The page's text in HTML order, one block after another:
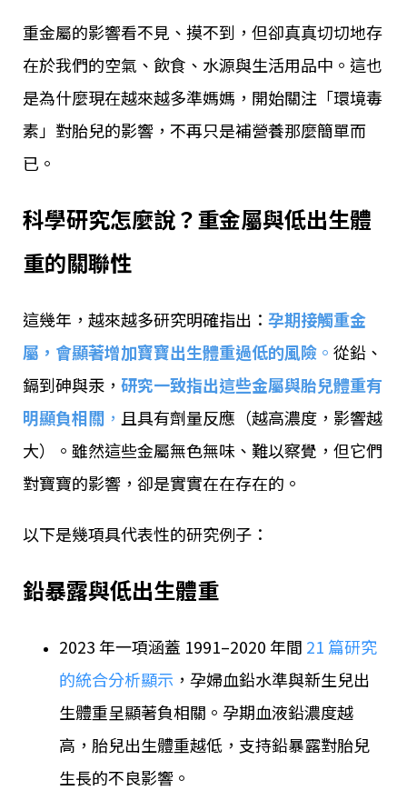
重金屬的影響看不見、摸不到，但卻真真切切地存
在於我們的空氣、飲食、水源與生活用品中。這也
是為什麼現在越來越多準媽媽，開始關注「環境毒
素」對胎兒的影響，不再只是補營養那麼簡單而
已。
科學研究怎麼說？重金屬與低出生體
重的關聯性
這幾年，越來越多研究明確指出： 孕期接觸重金
屬，會顯著增加寶寶出生體重過低的風險 。 從鉛、
鎘到砷與汞， 研究一致指出這些金屬與胎兒體重有
明顯負相關 ， 且具有劑量反應（越高濃度，影響越
大）。雖然這些金屬無色無味、難以察覺，但它們
對寶寶的影響，卻是實實在在存在的。
以下是幾項具代表性的研究例子：
鉛暴露與低出生體重
2023 年一項涵蓋 1991–2020 年間 21 篇研究
的統合分析顯示 ，孕婦血鉛水準與新生兒出
生體重呈顯著負相關。孕期血液鉛濃度越
高，胎兒出生體重越低，支持鉛暴露對胎兒
生長的不良影響。